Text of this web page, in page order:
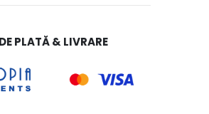
PLATĂ & LIVRARE